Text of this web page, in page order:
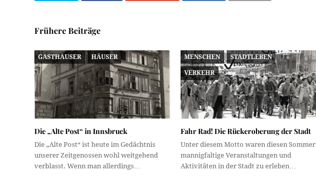
Frühere Beiträge
GASTHÄUSER HÄUSER
Die „Alte Post“ in Innsbruck
Die „Alte Post“ ist heute im Gedächtnis
unserer Zeitgenossen wohl weitgehend
verblasst. Wenn man allerdings…
MENSCHEN STADTLEBEN
VERKEHR
Fahr Rad! Die Rückeroberung der Stadt
Unter diesem Motto waren diesen Sommer
mannigfaltige Veranstaltungen und
Aktivitäten in der Stadt zu erleben…